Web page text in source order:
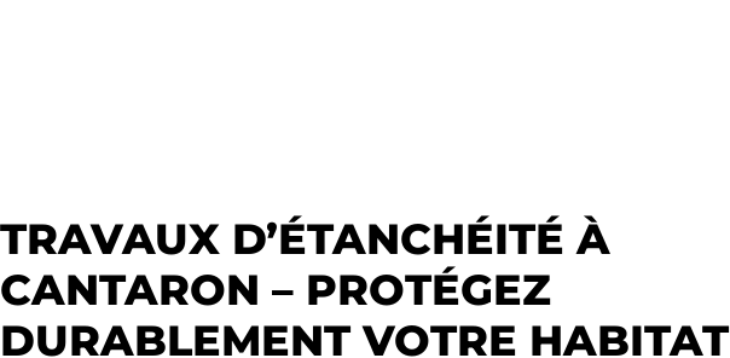
TRAVAUX D’ÉTANCHÉITÉ À
CANTARON – PROTÉGEZ
DURABLEMENT VOTRE HABITAT